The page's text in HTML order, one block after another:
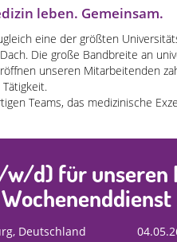
leben. Gemeinsam.
eine der größten
Die große Bandbreite an
unseren Mitarbeitenden
Teams, das medizinische
d) für unseren
Deutschland